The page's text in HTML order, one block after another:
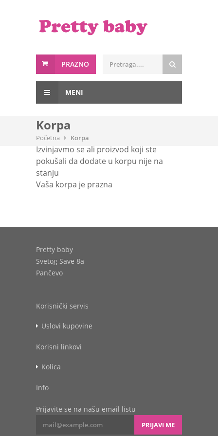
PRAZNO
MENI
Korpa
Početna Korpa
Izvinjavmo se ali proizvod koji ste
pokušali da dodate u korpu nije na
stanju
Vaša korpa je prazna
Pretty baby
Svetog Save 8a
Pančevo
Korisnički servis
Uslovi kupovine
Korisni linkovi
Kolica
Info
Prijavite se na našu email listu
PRIJAVI ME